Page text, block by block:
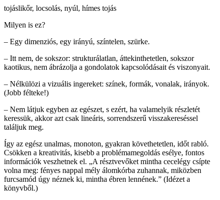
tojáslikőr, locsolás, nyúl, hímes tojás
Milyen is ez?
– Egy dimenziós, egy irányú, színtelen, szürke.
– Itt nem, de sokszor: strukturálatlan, áttekinthetetlen, sokszor
kaotikus, nem ábrázolja a gondolatok kapcsolódásait és viszonyait.
– Nélkülözi a vizuális ingereket: színek, formák, vonalak, irányok.
(Jobb félteke!)
– Nem látjuk egyben az egészet, s ezért, ha valamelyik részletét
keressük, akkor azt csak lineáris, sorrendszerű visszakereséssel
találjuk meg.
Így az egész unalmas, monoton, gyakran követhetetlen, időt rabló.
Csökken a kreativitás, kisebb a problémamegoldás esélye, fontos
információk veszhetnek el. „A résztvevőket mintha cecelégy csípte
volna meg: fényes nappal mély álomkórba zuhannak, miközben
furcsamód úgy néznek ki, mintha ébren lennének.” (Idézet a
könyvből.)